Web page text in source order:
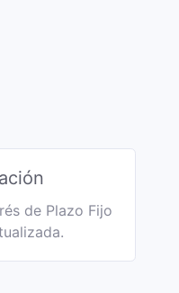
de Plazo Fijo